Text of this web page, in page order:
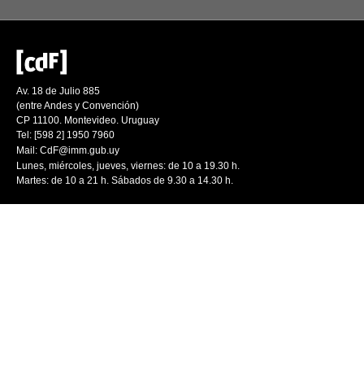
Av. 18 de Julio 885
(entre Andes y Convención)
CP 11100. Montevideo. Uruguay
Tel: [598 2] 1950 7960
Mail: CdF@imm.gub.uy
Lunes, miércoles, jueves, viernes: de 10 a 19.30 h.
Martes: de 10 a 21 h. Sábados de 9.30 a 14.30 h.